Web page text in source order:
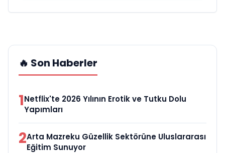
🔥 Son Haberler
1Netflix'te 2026 Yılının Erotik ve Tutku Dolu
Yapımları
2Arta Mazreku Güzellik Sektörüne Uluslararası
Eğitim Sunuyor